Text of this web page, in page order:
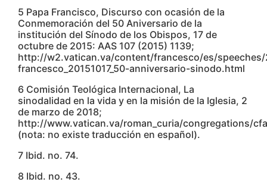
5 Papa Francisco, Discurso con ocasión de la
Conmemoración del 50 Aniversario de la
institución del Sínodo de los Obispos, 17 de
octubre de 2015: AAS 107 (2015) 1139;
http://w2.vatican.va/content/francesco/es/
francesco_20151017_50-anniversario-sinodo.html
6 Comisión Teológica Internacional, La
sinodalidad en la vida y en la misión de la Iglesia, 2
de marzo de 2018;
http://www.vatican.va/roman_curia/congregations/
(nota: no existe traducción en español).
7 Ibid. no. 74.
8 Ibid. no. 43.